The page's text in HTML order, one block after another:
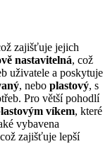
zajišťuje jejich
nastavitelná, což
uživatele a poskytuje
, nebo plastový, s
Pro větší pohodlí
víkem, které
vybavena
zajišťuje lepší